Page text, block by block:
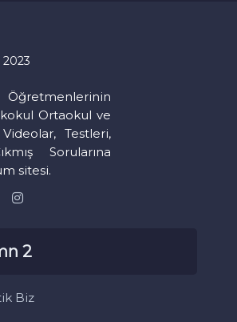
Ortaokul ve
Testleri,
Sorularına
sitesi.
2
Biz